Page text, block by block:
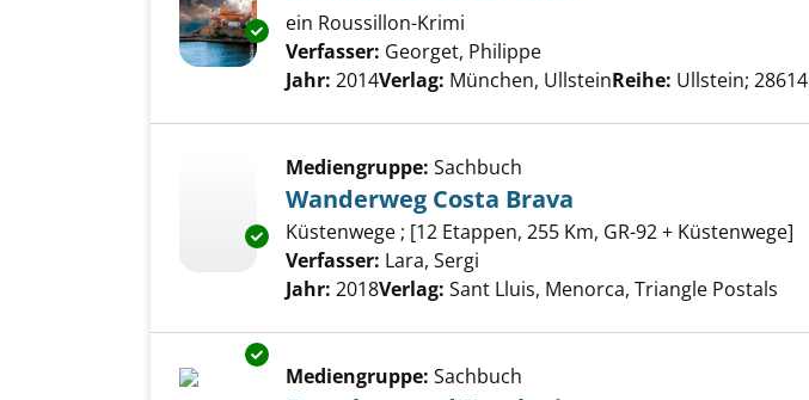
Exemplar-Details von Dreimal schwarzer Kater anzeigen
ein Roussillon-Krimi
Verfasser: Georget, Philippe
Jahr: 2014Verlag: München, UllsteinReihe: Ullstein; 28614
Exemplar-Details von Wanderweg Costa Brava anzeigen
Mediengruppe: Sachbuch
Wanderweg Costa Brava
Küstenwege ; [12 Etappen, 255 Km, GR-92 + Küstenwege]
Verfasser: Lara, Sergi
Jahr: 2018Verlag: Sant Lluis, Menorca, Triangle Postals
Exemplar-Details von Barcelona und Katalonien anzeigen
Mediengruppe: Sachbuch